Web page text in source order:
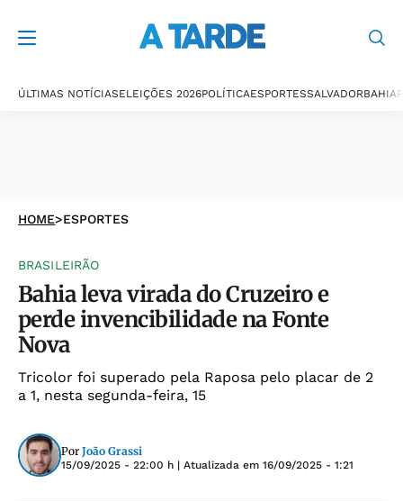
ÚLTIMAS NOTÍCIASELEIÇÕES 2026POLÍTICAESPORTESSALVADORBAHIA
HOME>ESPORTES
BRASILEIRÃO
Bahia leva virada do Cruzeiro e
perde invencibilidade na Fonte
Nova
Tricolor foi superado pela Raposa pelo placar de 2
a 1, nesta segunda-feira, 15
Por João Grassi
15/09/2025 - 22:00 h | Atualizada em 16/09/2025 - 1:21